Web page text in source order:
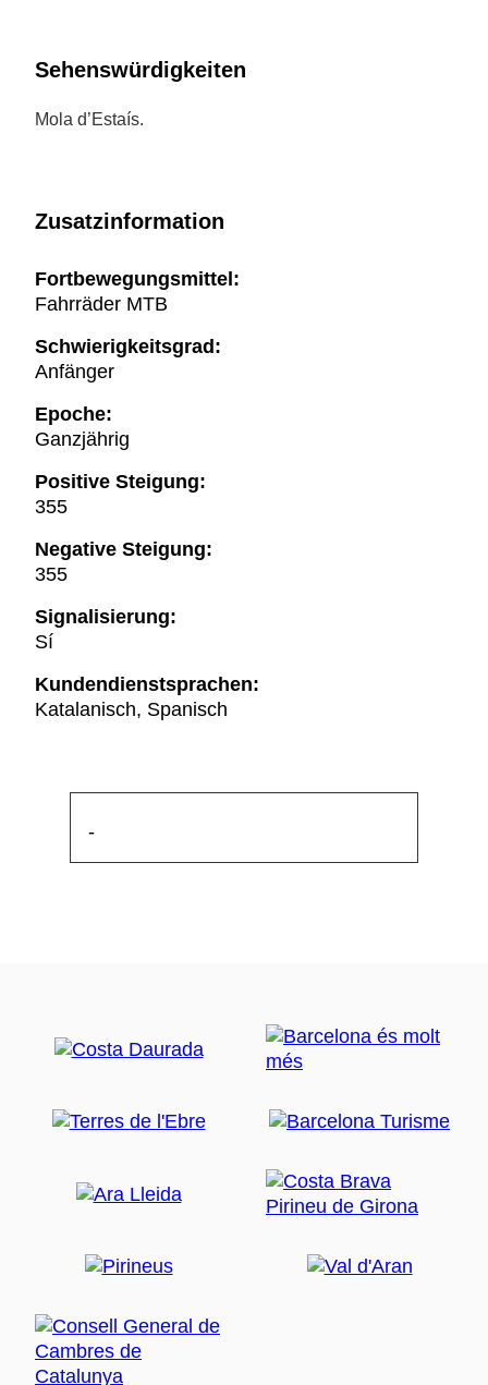
Sehenswürdigkeiten
Mola d’Estaís.
Zusatzinformation
Fortbewegungsmittel:
Fahrräder MTB
Schwierigkeitsgrad:
Anfänger
Epoche:
Ganzjährig
Positive Steigung:
355
Negative Steigung:
355
Signalisierung:
Sí
Kundendienstsprachen:
Katalanisch, Spanisch
-